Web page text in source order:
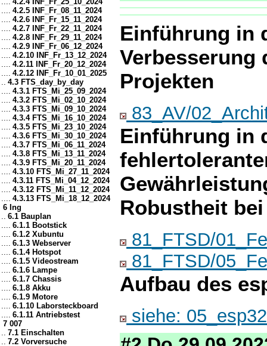
.... 4.2.5 INF_Fr_08_11_2024
.... 4.2.6 INF_Fr_15_11_2024
.... 4.2.7 INF_Fr_22_11_2024
.... 4.2.8 INF_Fr_29_11_2024
.... 4.2.9 INF_Fr_06_12_2024
.... 4.2.10 INF_Fr_13_12_2024
.... 4.2.11 INF_Fr_20_12_2024
.... 4.2.12 INF_Fr_10_01_2025
.. 4.3 FTS_day_by_day
.... 4.3.1 FTS_Mi_25_09_2024
.... 4.3.2 FTS_Mi_02_10_2024
.... 4.3.3 FTS_Mi_09_10_2024
.... 4.3.4 FTS_Mi_16_10_2024
.... 4.3.5 FTS_Mi_23_10_2024
.... 4.3.6 FTS_Mi_30_10_2024
.... 4.3.7 FTS_Mi_06_11_2024
.... 4.3.8 FTS_Mi_13_11_2024
.... 4.3.9 FTS_Mi_20_11_2024
.... 4.3.10 FTS_Mi_27_11_2024
.... 4.3.11 FTS_Mi_04_12_2024
.... 4.3.12 FTS_Mi_11_12_2024
.... 4.3.13 FTS_Mi_18_12_2024
6 Ing
.. 6.1 Bauplan
.... 6.1.1 Bootstick
.... 6.1.2 Xubuntu
.... 6.1.3 Webserver
.... 6.1.4 Hotspot
.... 6.1.5 Videostream
.... 6.1.6 Lampe
.... 6.1.7 Chassis
.... 6.1.8 Akku
.... 6.1.9 Motore
.... 6.1.10 Laborsteckboard
.... 6.1.11 Antriebstest
7 007
.. 7.1 Einschalten
.. 7.2 Vorversuche
Einführung in
Verbesserung
Projekten
83_AV/
Einführung in
Robustheit
81_FTSD/
81_FTSD/
Aufbau des
siehe: